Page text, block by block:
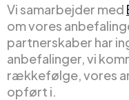
Vi samarbejder med
om vores
partnerskaber har
anbefalinger, vi
rækkefølge, vores
opført i.